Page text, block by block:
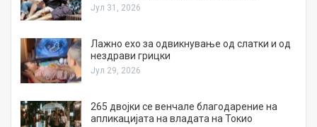
Јул 31, 2026
Лажно ехо за одвикнување од слатки и од
нездрави грицки
Јул 29, 2026
265 двојки се венчале благодарение на
апликацијата на владата на Токио